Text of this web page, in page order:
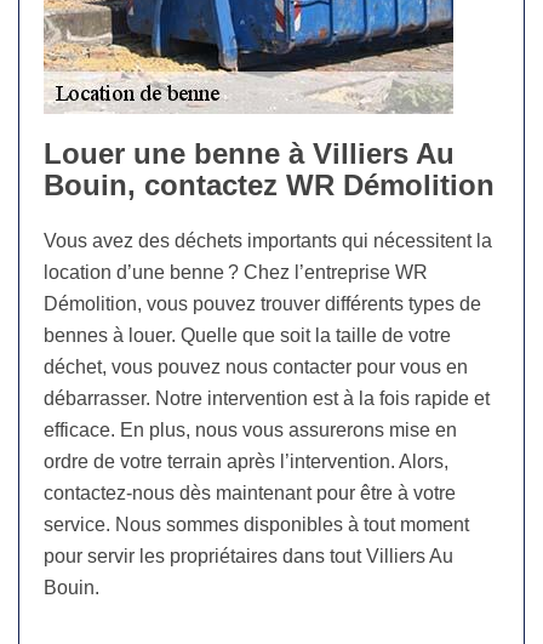
Louer une benne à Villiers Au
Bouin, contactez WR Démolition
Vous avez des déchets importants qui nécessitent la
location d’une benne ? Chez l’entreprise WR
Démolition, vous pouvez trouver différents types de
bennes à louer. Quelle que soit la taille de votre
déchet, vous pouvez nous contacter pour vous en
débarrasser. Notre intervention est à la fois rapide et
efficace. En plus, nous vous assurerons mise en
ordre de votre terrain après l’intervention. Alors,
contactez-nous dès maintenant pour être à votre
service. Nous sommes disponibles à tout moment
pour servir les propriétaires dans tout Villiers Au
Bouin.